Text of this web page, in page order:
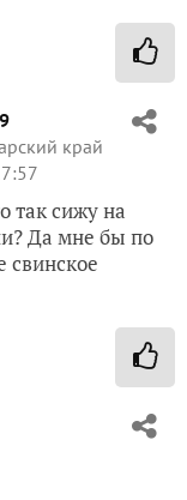
край
так сижу на
Да мне бы по
свинское